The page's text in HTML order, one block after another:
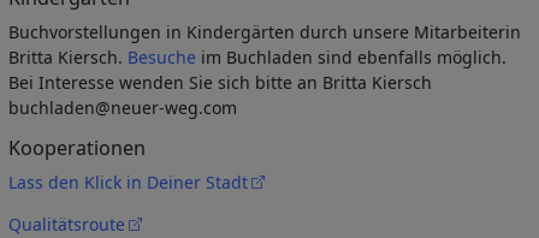
Buchvorstellungen in Kindergärten durch unsere Mitarbeiterin
Britta Kiersch. Besuche im Buchladen sind ebenfalls möglich.
Bei Interesse wenden Sie sich bitte an Britta Kiersch
buchladen@neuer-weg.com
Kooperationen
Lass den Klick in Deiner Stadt
Qualitätsroute